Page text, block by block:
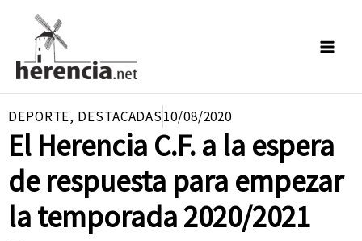
contenido
DEPORTE, DESTACADAS10/08/2020
El Herencia C.F. a la espera
de respuesta para empezar
la temporada 2020/2021